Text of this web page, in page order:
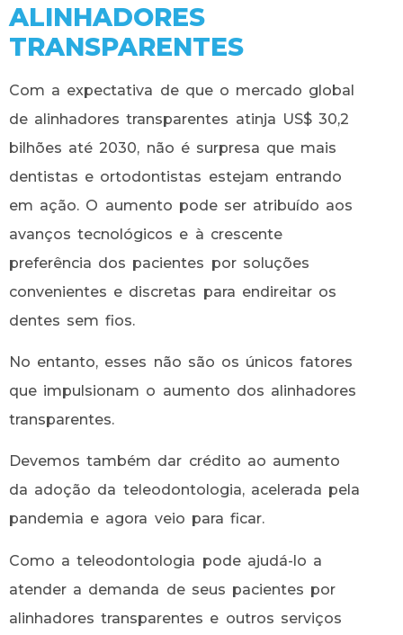
ALINHADORES
TRANSPARENTES
Com a expectativa de que o mercado global
de alinhadores transparentes atinja US$ 30,2
bilhões até 2030, não é surpresa que mais
dentistas e ortodontistas estejam entrando
em ação. O aumento pode ser atribuído aos
avanços tecnológicos e à crescente
preferência dos pacientes por soluções
convenientes e discretas para endireitar os
dentes sem fios.
No entanto, esses não são os únicos fatores
que impulsionam o aumento dos alinhadores
transparentes.
Devemos também dar crédito ao aumento
da adoção da teleodontologia, acelerada pela
pandemia e agora veio para ficar.
Como a teleodontologia pode ajudá-lo a
atender a demanda de seus pacientes por
alinhadores transparentes e outros serviços